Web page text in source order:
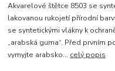
Akvarelové štětce 8503 se
lakovanou rukojetí přírodní
se syntetickými vlákny k
„arabská guma“. Před prvním
vymyjte arabsko... celý popis